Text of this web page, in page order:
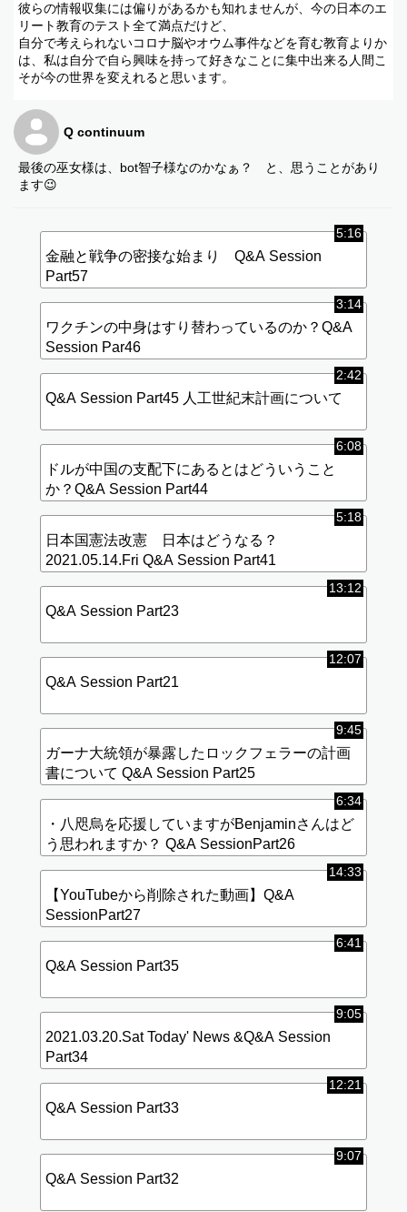
彼らの情報収集には偏りがあるかも知れませんが、今の日本のエ
リート教育のテスト全て満点だけど、
自分で考えられないコロナ脳やオウム事件などを育む教育よりか
は、私は自分で自ら興味を持って好きなことに集中出来る人間こ
そが今の世界を変えれると思います。
Q continuum
最後の巫女様は、bot智子様なのかなぁ？ と、思うことがあり
ます😉
5:16
金融と戦争の密接な始まり Q&A Session
Part57
3:14
ワクチンの中身はすり替わっているのか？Q&A
Session Par46
2:42
Q&A Session Part45 人工世紀末計画について
6:08
ドルが中国の支配下にあるとはどういうこと
か？Q&A Session Part44
5:18
日本国憲法改憲 日本はどうなる？
2021.05.14.Fri Q&A Session Part41
13:12
Q&A Session Part23
12:07
Q&A Session Part21
9:45
ガーナ大統領が暴露したロックフェラーの計画
書について Q&A Session Part25
6:34
・八咫烏を応援していますがBenjaminさんはど
う思われますか？ Q&A SessionPart26
14:33
【YouTubeから削除された動画】Q&A
SessionPart27
6:41
Q&A Session Part35
9:05
2021.03.20.Sat Today' News &Q&A Session
Part34
12:21
Q&A Session Part33
9:07
Q&A Session Part32